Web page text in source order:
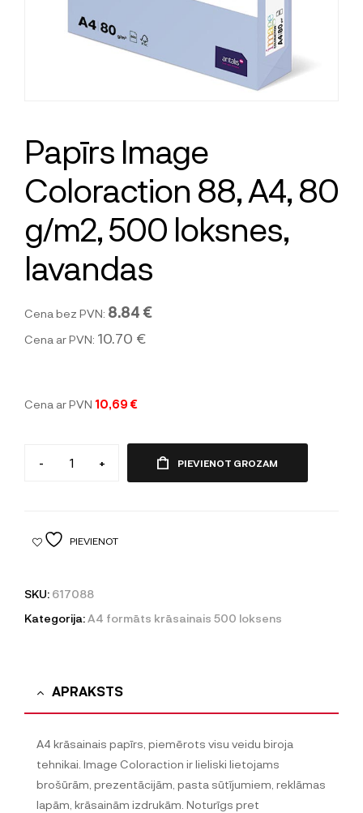
Papīrs Image
Coloraction 88, A4, 80
g/m2, 500 loksnes,
lavandas
Cena bez PVN: 8.84 €
Cena ar PVN: 10.70 €
Cena ar PVN 10,69 €
- + PIEVIENOT GROZAM
PIEVIENOT
SKU: 617088
Kategorija:A4 formāts krāsainais 500 loksens
APRAKSTS
A4 krāsainais papīrs, piemērots visu veidu biroja
tehnikai. Image Coloraction ir lieliski lietojams
brošūrām, prezentācijām, pasta sūtījumiem, reklāmas
lapām, krāsainām izdrukām. Noturīgs pret